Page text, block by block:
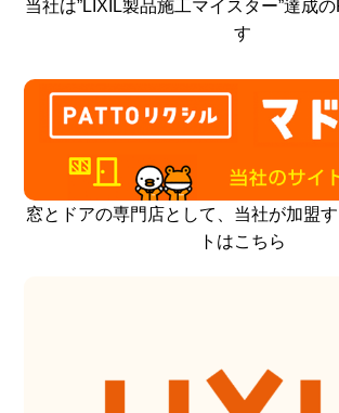
当社は”LIXIL製品施工マイスター”達成
す
窓とドアの専門店として、当社が加盟
トはこちら